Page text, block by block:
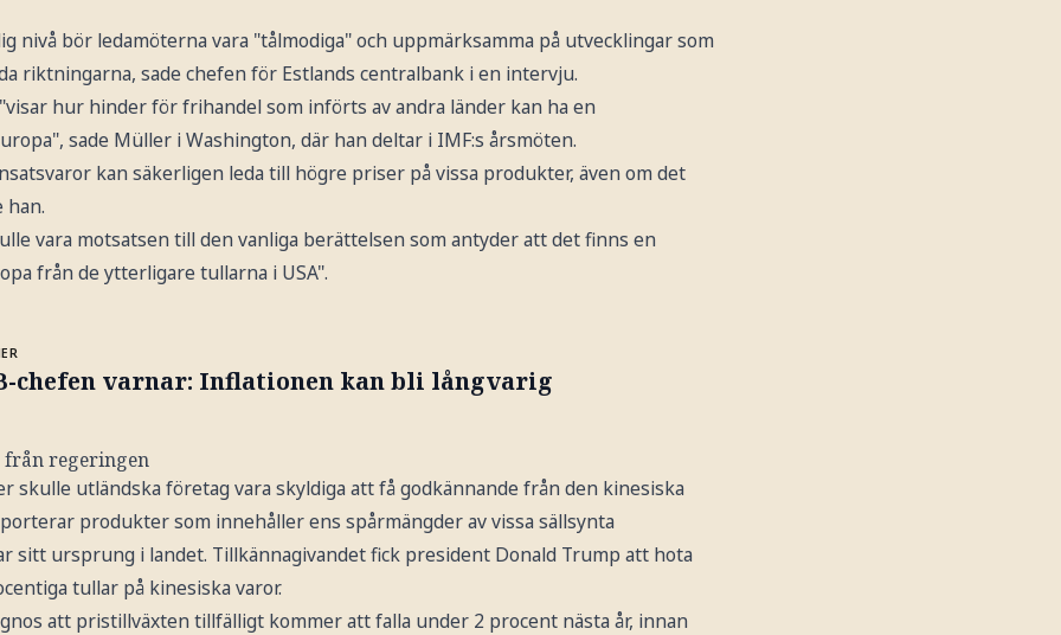
nivå bör ledamöterna vara "tålmodiga" och uppmärksamma på utvecklingar som
riktningarna, sade chefen för Estlands centralbank i en intervju.
hur hinder för frihandel som införts av andra länder kan ha en
sade Müller i Washington, där han deltar i IMF:s årsmöten.
kan säkerligen leda till högre priser på vissa produkter, även om det
han.
vara motsatsen till den vanliga berättelsen som antyder att det finns en
från de ytterligare tullarna i USA".
chefen varnar: Inflationen kan bli långvarig
från regeringen
skulle utländska företag vara skyldiga att få godkännande från den kinesiska
produkter som innehåller ens spårmängder av vissa sällsynta
sitt ursprung i landet. Tillkännagivandet fick president Donald Trump att hota
tullar på kinesiska varor.
att pristillväxten tillfälligt kommer att falla under 2 procent nästa år, innan